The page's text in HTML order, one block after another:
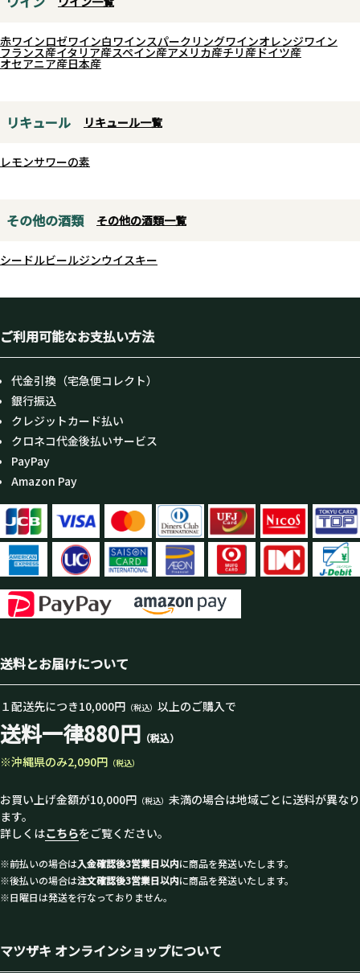
赤ワインロゼワイン白ワインスパークリングワインオレンジワイン
フランス産イタリア産スペイン産アメリカ産チリ産ドイツ産
オセアニア産日本産
リキュール リキュール一覧
レモンサワーの素
その他の酒類 その他の酒類一覧
シードルビールジンウイスキー
ご利用可能なお支払い方法
代金引換（宅急便コレクト）
銀行振込
クレジットカード払い
クロネコ代金後払いサービス
PayPay
Amazon Pay
送料とお届けについて
１配送先につき10,000円 （税込） 以上のご購入で
送料一律880円 （税込）
※沖縄県のみ2,090円 （税込）
お買い上げ金額が10,000円 （税込） 未満の場合は地域ごとに送料が異なり
ます。
詳しくはこちらをご覧ください。
※前払いの場合は入金確認後3営業日以内に商品を発送いたします。
※後払いの場合は注文確認後3営業日以内に商品を発送いたします。
※日曜日は発送を行なっておりません。
マツザキ オンラインショップについて